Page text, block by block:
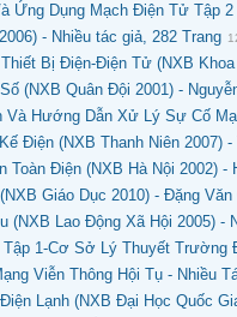
Ứng Dụng Mạch Điện Tử Tập
- Nhiều tác giả, 282 Trang
Bị Điện-Điện Tử (NXB
(NXB Quân Đội 2001) -
Và Hướng Dẫn Xử Lý Sự Cố
Điện (NXB Thanh Niên 2007)
Toàn Điện (NXB Hà Nội 2002) -
Giáo Dục 2010) - Đặng Văn
(NXB Lao Động Xã Hội 2005) -
1-Cơ Sở Lý Thuyết Trường
Viễn Thông Hội Tụ - Nhiều
Lạnh (NXB Đại Học Quốc